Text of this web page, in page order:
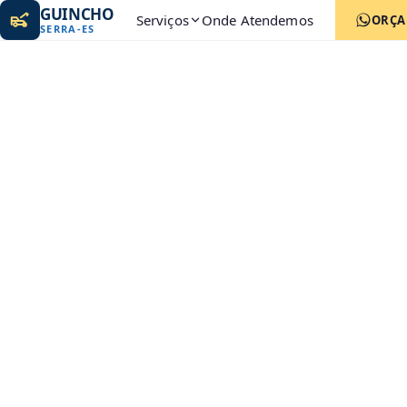
GUINCHO
SERRA-ES Serviços Onde Atendemos